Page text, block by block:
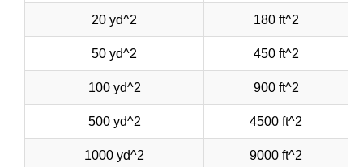
20 yd^2 180 ft^2
50 yd^2 450 ft^2
100 yd^2 900 ft^2
500 yd^2 4500 ft^2
1000 yd^2 9000 ft^2